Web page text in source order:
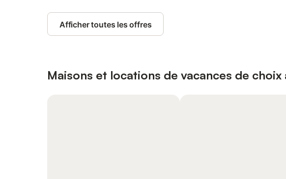
Afficher toutes les offres
Maisons et locations de vacances de choix